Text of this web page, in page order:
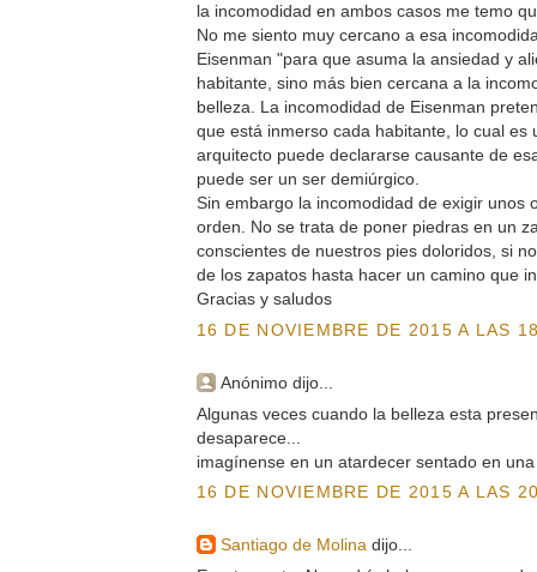
la incomodidad en ambos casos me temo
No me siento muy cercano a esa
Eisenman "para que asuma la ansiedad y
habitante, sino más bien cercana a la
belleza. La incomodidad de Eisenman
que está inmerso cada habitante, lo cual es
arquitecto puede declararse causante de
puede ser un ser demiúrgico.
Sin embargo la incomodidad de exigir unos
orden. No se trata de poner piedras en un
conscientes de nuestros pies doloridos, si
de los zapatos hasta hacer un camino que
Gracias y saludos
16 DE NOVIEMBRE DE 2015 A LAS
Anónimo dijo...
Algunas veces cuando la belleza esta
desaparece...
imagínense en un atardecer sentado en
16 DE NOVIEMBRE DE 2015 A LAS
Santiago de Molinadijo...